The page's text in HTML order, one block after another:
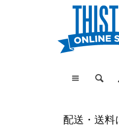
配送・送料